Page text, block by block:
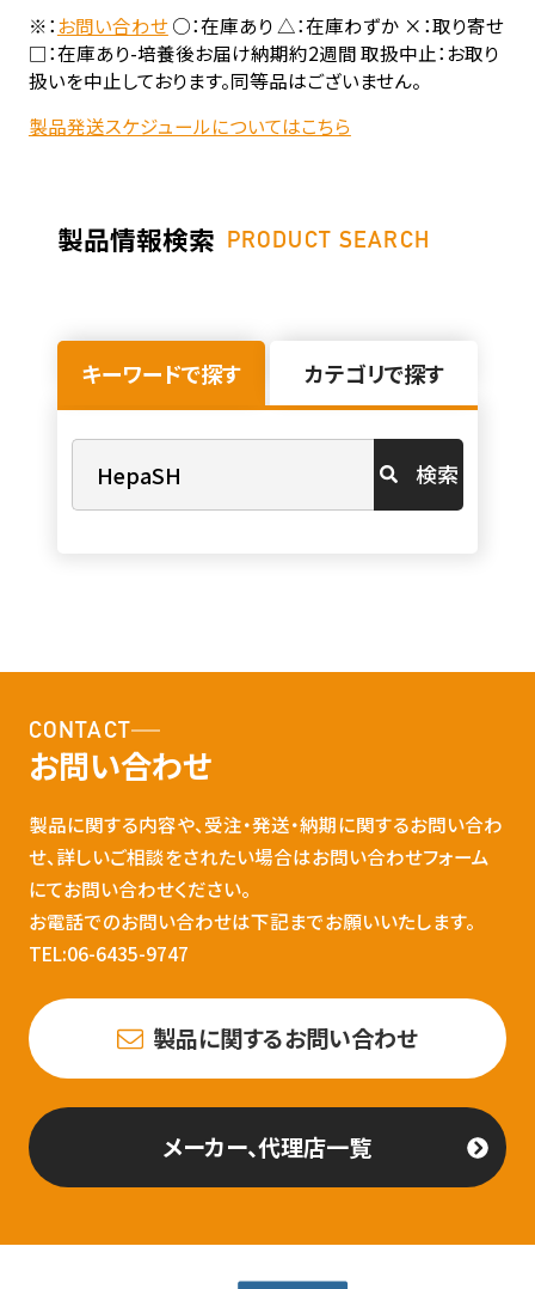
※：お問い合わせ○：在庫あり △：在庫わずか ×：取り寄せ
□：在庫あり-培養後お届け納期約2週間 取扱中止：お取り
扱いを中止しております。同等品はございません。
製品発送スケジュールについてはこちら
製品情報検索 PRODUCT SEARCH
キーワードで探す カテゴリで探す
検索
CONTACT
お問い合わせ
製品に関する内容や、受注・発送・納期に関するお問い合わ
せ、詳しいご相談をされたい場合はお問い合わせフォーム
にてお問い合わせください。
お電話でのお問い合わせは下記までお願いいたします。
TEL:06-6435-9747
製品に関するお問い合わせ
メーカー、代理店一覧